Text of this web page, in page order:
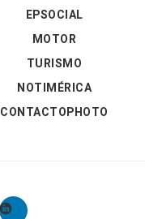
EPSOCIAL
MOTOR
TURISMO
NOTIMÉRICA
CONTACTOPHOTO